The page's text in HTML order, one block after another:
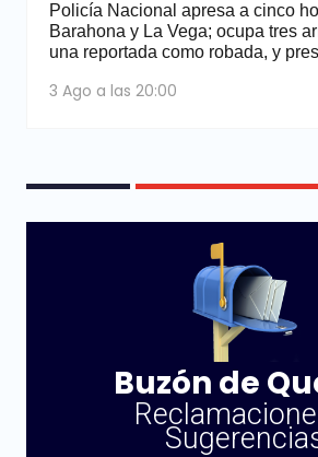
Policía Nacional apresa a cinco
Barahona y La Vega; ocupa tres
una reportada como robada, y
3 Ago a las 20:00
Buzón de